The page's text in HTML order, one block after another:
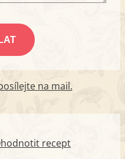
na mail.
recept